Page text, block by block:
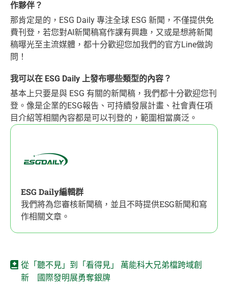
作夥伴？
那肯定是的，ESG Daily 專注全球 ESG 新聞，不僅提供免
費刊登，若您對AI新聞稿寫作課有興趣，又或是想將新聞
稿曝光至主流媒體，都十分歡迎您加我們的官方Line做詢
問！
我可以在 ESG Daily 上發布哪些類型的內容？
基本上只要是與 ESG 有關的新聞稿，我們都十分歡迎您刊
登。像是企業的ESG報告、可持續發展計畫、社會責任項
目介紹等相關內容都是可以刊登的，範圍相當廣泛。
ESG Daily編輯群
我們將為您審核新聞稿，並且不時提供ESG新聞和寫
作相關文章。
從「聽不見」到「看得見」 萬能科大兄弟檔跨域創
新 國際發明展勇奪銀牌